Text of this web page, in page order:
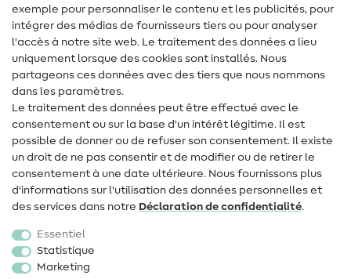
Tutos de couture
Aide & contact
Contact
Changement de propriétaire
FAQ
Droit de rétractation
Populaire
Accessoires de couture
Promotions
exemple pour personnaliser le contenu et les publicités, pour
intégrer des médias de fournisseurs tiers ou pour analyser
l'accès à notre site web. Le traitement des données a lieu
uniquement lorsque des cookies sont installés. Nous
partageons ces données avec des tiers que nous nommons
dans les paramètres.
Le traitement des données peut être effectué avec le
consentement ou sur la base d'un intérêt légitime. Il est
possible de donner ou de refuser son consentement. Il existe
un droit de ne pas consentir et de modifier ou de retirer le
consentement à une date ultérieure. Nous fournissons plus
d'informations sur l'utilisation des données personnelles et
des services dans notre Déclaration de confidentialité.
Essentiel
Statistique
Marketing